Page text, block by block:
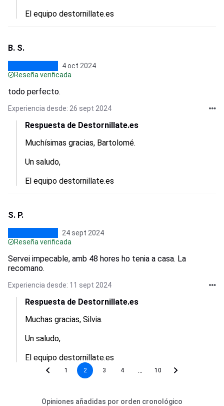
El equipo destornillate.es
B. S.
4 oct 2024
Reseña verificada
todo perfecto.
Experiencia desde: 26 sept 2024
Respuesta de Destornillate.es
Muchísimas gracias, Bartolomé.
Un saludo,
El equipo destornillate.es
S. P.
24 sept 2024
Reseña verificada
Servei impecable, amb 48 hores ho tenia a casa. La
recomano.
Experiencia desde: 11 sept 2024
Respuesta de Destornillate.es
Muchas gracias, Silvia.
Un saludo,
El equipo destornillate.es
1 2 3 4 10
Opiniones añadidas por orden cronológico